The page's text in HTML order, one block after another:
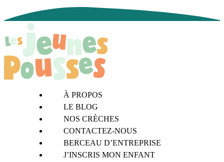
À PROPOS
LE BLOG
NOS CRÈCHES
CONTACTEZ-NOUS
BERCEAU D’ENTREPRISE
J’INSCRIS MON ENFANT